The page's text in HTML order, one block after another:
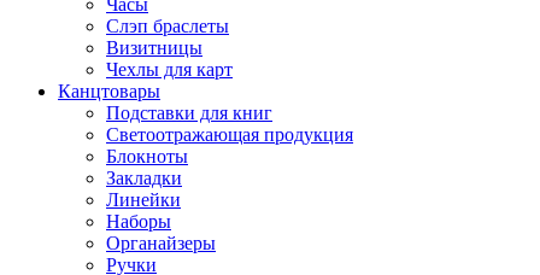
Часы
Слэп браслеты
Визитницы
Чехлы для карт
Канцтовары
Подставки для книг
Светоотражающая продукция
Блокноты
Закладки
Линейки
Наборы
Органайзеры
Ручки